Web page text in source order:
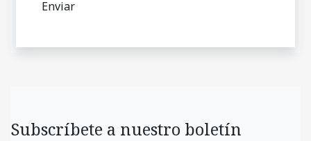
Subscríbete a nuestro boletín